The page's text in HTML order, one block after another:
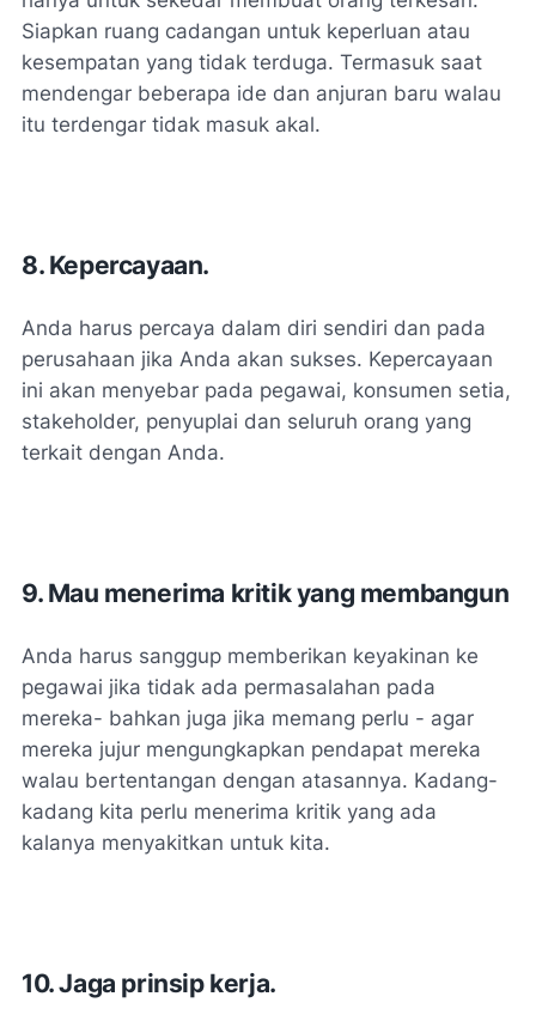
Siapkan ruang cadangan untuk keperluan atau
kesempatan yang tidak terduga. Termasuk saat
mendengar beberapa ide dan anjuran baru walau
itu terdengar tidak masuk akal.
8. Kepercayaan.
Anda harus percaya dalam diri sendiri dan pada
perusahaan jika Anda akan sukses. Kepercayaan
ini akan menyebar pada pegawai, konsumen setia,
stakeholder, penyuplai dan seluruh orang yang
terkait dengan Anda.
9. Mau menerima kritik yang membangun
Anda harus sanggup memberikan keyakinan ke
pegawai jika tidak ada permasalahan pada
mereka- bahkan juga jika memang perlu - ​agar ​
mereka jujur mengungkapkan pendapat mereka
walau bertentangan dengan atasannya. Kadang-
kadang kita perlu menerima kritik yang ada
kalanya menyakitkan untuk kita.
10. Jaga prinsip kerja.